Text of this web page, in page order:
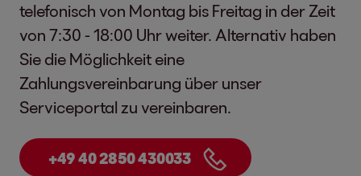
telefonisch von Montag bis Freitag in der Zeit
von 7:30 - 18:00 Uhr weiter. Alternativ haben
Sie die Möglichkeit eine
Zahlungsvereinbarung über unser
Serviceportal zu vereinbaren.
+49 40 2850 430033